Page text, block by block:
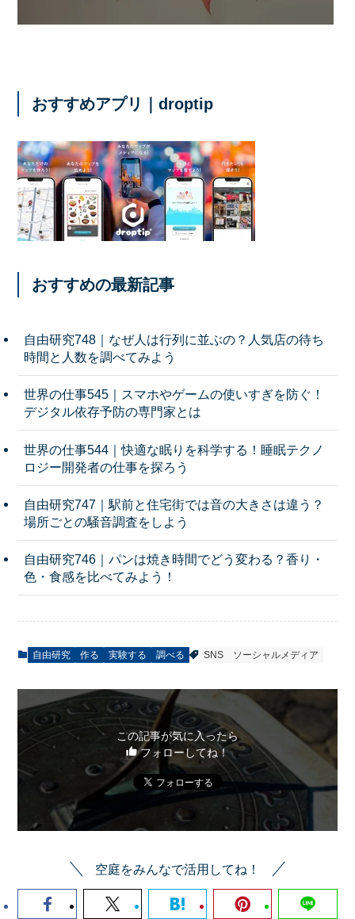
おすすめアプリ｜droptip
おすすめの最新記事
自由研究748｜なぜ人は行列に並ぶの？人気店の待ち
時間と人数を調べてみよう
世界の仕事545｜スマホやゲームの使いすぎを防ぐ！
デジタル依存予防の専門家とは
世界の仕事544｜快適な眠りを科学する！睡眠テクノ
ロジー開発者の仕事を探ろう
自由研究747｜駅前と住宅街では音の大きさは違う？
場所ごとの騒音調査をしよう
自由研究746｜パンは焼き時間でどう変わる？香り・
色・食感を比べてみよう！
自由研究 作る 実験する 調べる SNS ソーシャルメディア
この記事が気に入ったら
フォローしてね！
空庭をみんなで活用してね！